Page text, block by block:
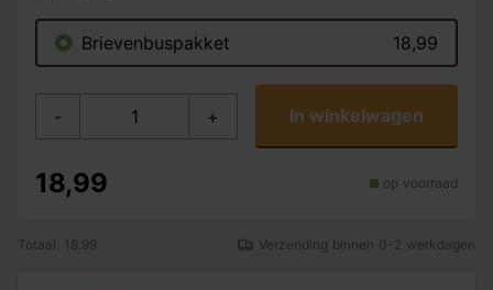
Brievenbuspakket 18,99
- + In winkelwagen
18,99 op voorraad
Totaal: 18,99 Verzending binnen 0-2 werkdagen